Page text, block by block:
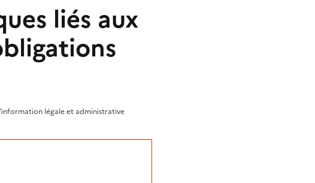
liés aux
légale et administrative